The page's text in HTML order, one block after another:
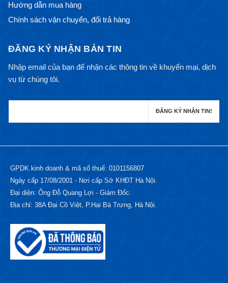
Hướng dẫn mua hàng
Chính sách vận chuyển, đổi trả hàng
ĐĂNG KÝ NHẬN BẢN TIN
Nhập email của bạn để nhận các thông tin về khuyến mại, dịch
vụ từ chúng tôi.
GPDK kinh doanh & mã số thuế: 0101156807
Ngày cấp 17/08/2001 - Nơi cấp Sở KHĐT Hà Nội.
Đại diện: Ông Đỗ Quang Lợi - Giám Đốc.
Địa chỉ: 38A Đại Cồ Việt, P.Hai Bà Trưng, Hà Nội.